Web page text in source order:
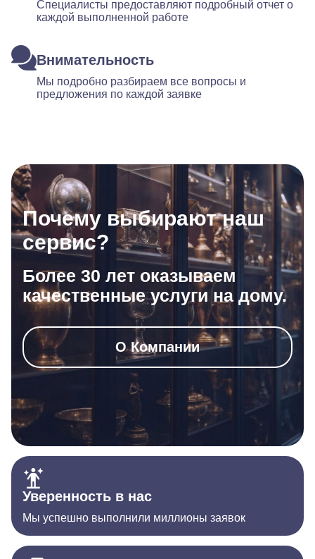
Специалисты предоставляют подробный отчет о
каждой выполненной работе
Внимательность
Мы подробно разбираем все вопросы и
предложения по каждой заявке
Почему выбирают наш
сервис?
Более 30 лет оказываем
качественные услуги на дому.
О Компании
Уверенность в нас
Мы успешно выполнили миллионы заявок